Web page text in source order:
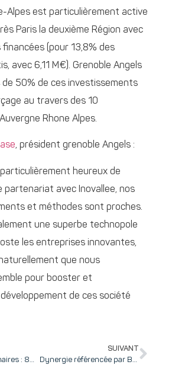
Alpes est particulièrement active
Paris la deuxième Région avec
(pour 13,8% des
avec 6,11 M€). Grenoble Angels
50% de ces investissements
au travers des 10
Rhone Alpes.
, président grenoble Angels :
heureux de
partenariat avec Inovallee, nos
et méthodes sont proches.
une superbe technopole
les entreprises innovantes,
que nous
pour booster et
de ces société
Soirée des partenaires : 80 partenaires réunis au Tarmac M pour un vol en 8 escales dans l’innovation made-in Tarmac et la signature d’un nouveau partenariat avec Dynergie !
SUIVANT
Dynergie référencée par BPI sur les « diagnostics axes d’innovation » pour aider les PME à faire de l’innovation un levier de compétitivité et de transformation